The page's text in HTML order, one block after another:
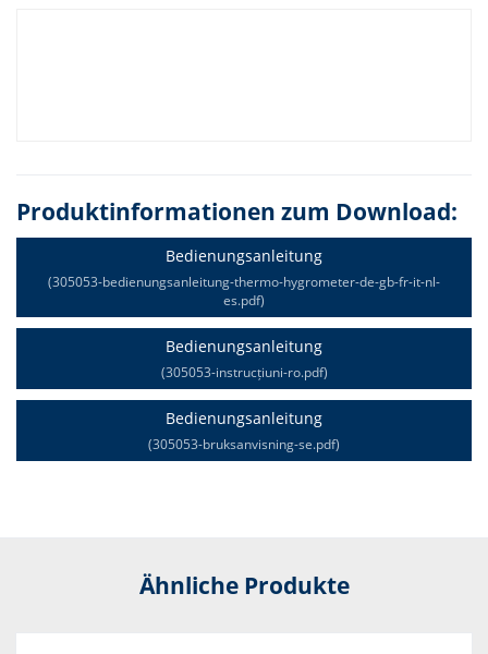
Produktinformationen zum Download:
Bedienungsanleitung
(305053-bedienungsanleitung-thermo-hygrometer-de-gb-fr-it-nl-
es.pdf)
Bedienungsanleitung
(305053-instrucțiuni-ro.pdf)
Bedienungsanleitung
(305053-bruksanvisning-se.pdf)
Ähnliche Produkte